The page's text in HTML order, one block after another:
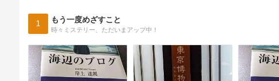
1 もう一度めざすこと
時々ミステリー、ただいまアップ中！